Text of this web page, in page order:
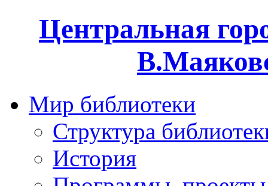
Центральная
Мир библиотеки
Структура
История